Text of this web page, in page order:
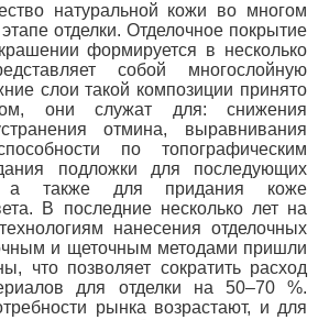
натуральной кожи во многом
отделки. Отделочное покрытие
формируется в несколько
собой многослойную
слои такой композиции принято
они служат для: снижения
отмина, выравнивания
по топографическим
подложки для последующих
а также для придания коже
В последние несколько лет на
нанесения отделочных
и щеточным методами пришли
что позволяет сократить расход
для отделки на 50–70 %.
рынка возрастают, и для